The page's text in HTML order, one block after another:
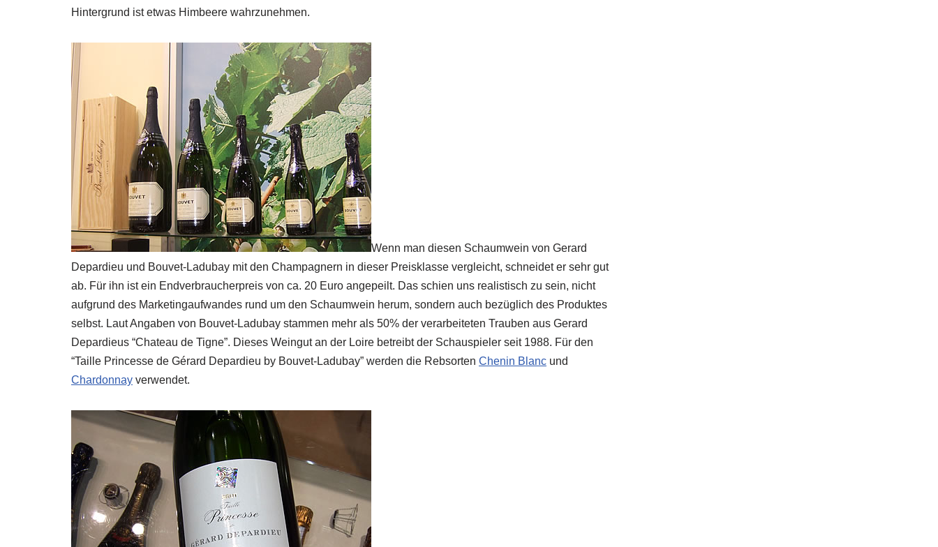
Hintergrund ist etwas Himbeere wahrzunehmen.
Wenn man diesen Schaumwein von Gerard
Depardieu und Bouvet-Ladubay mit den Champagnern in dieser Preisklasse vergleicht, schneidet er sehr gut
ab. Für ihn ist ein Endverbraucherpreis von ca. 20 Euro angepeilt. Das schien uns realistisch zu sein, nicht
aufgrund des Marketingaufwandes rund um den Schaumwein herum, sondern auch bezüglich des Produktes
selbst. Laut Angaben von Bouvet-Ladubay stammen mehr als 50% der verarbeiteten Trauben aus Gerard
Depardieus “Chateau de Tigne”. Dieses Weingut an der Loire betreibt der Schauspieler seit 1988. Für den
“Taille Princesse de Gérard Depardieu by Bouvet-Ladubay” werden die Rebsorten Chenin Blanc und
Chardonnay verwendet.